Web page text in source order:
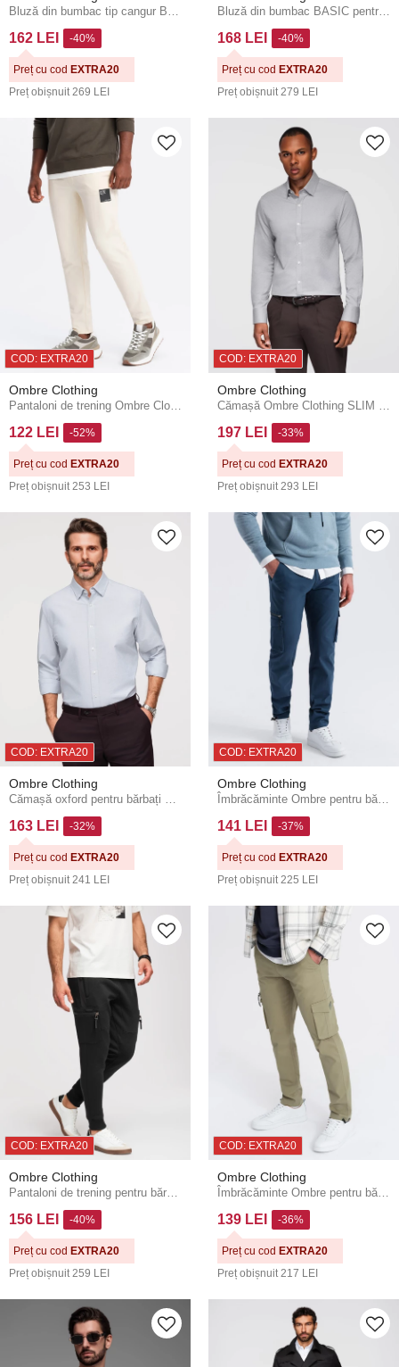
Bluză din bumbac tip cangur BASIC pentru bărbați cu glugă - maro Ombre Clothing
162 LEI
Preț obișnuit 269 LEI
-40%
Preț cu cod EXTRA20
Bluză din bumbac BASIC pentru bărbați cu glugă - maro V2 OM-SSBZ-0272 Ombre Clothing
168 LEI
Preț obișnuit 279 LEI
-40%
Preț cu cod EXTRA20
COD: EXTRA20
Ombre Clothing
122 LEI
Preț obișnuit 253 LEI
-52%
Preț cu cod EXTRA20
COD: EXTRA20
Ombre Clothing
197 LEI
Preț obișnuit 293 LEI
-33%
Preț cu cod EXTRA20
COD: EXTRA20
Ombre Clothing
163 LEI
Preț obișnuit 241 LEI
-32%
Preț cu cod EXTRA20
COD: EXTRA20
Ombre Clothing
141 LEI
Preț obișnuit 225 LEI
-37%
Preț cu cod EXTRA20
COD: EXTRA20
Ombre Clothing
Pantaloni de trening pentru bărbați cu inserții contrastante și buzunare pe coapse - negru V1 OM-PASK-0222 Ombre Clothing
156 LEI
Preț obișnuit 259 LEI
-40%
Preț cu cod EXTRA20
COD: EXTRA20
Ombre Clothing
Îmbrăcăminte Ombre pentru bărbați STRAIGHT LEG V2 OM-PACG-0196
139 LEI
Preț obișnuit 217 LEI
-36%
Preț cu cod EXTRA20